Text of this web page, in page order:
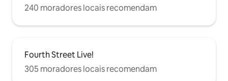
240 moradores locais recomendam
Fourth Street Live!
305 moradores locais recomendam